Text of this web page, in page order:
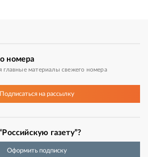
номера
главные материалы свежего номера
Подписатьсяна рассылку
газету”?
Оформить подписку